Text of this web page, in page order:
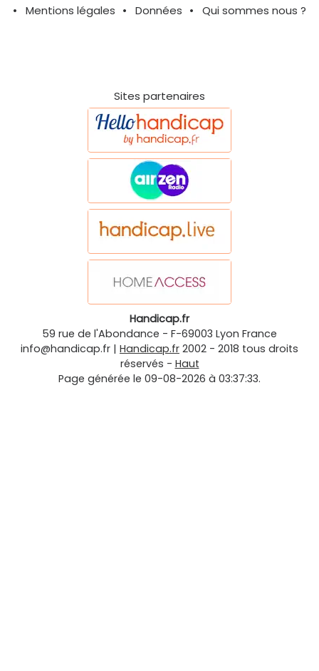
Mentions légales
Données Qui sommes nous ?
Sites partenaires
Handicap.fr
59 rue de l'Abondance - F-69003 Lyon France
info@handicap.fr | Handicap.fr 2002 - 2018 tous droits
réservés - Haut
Page générée le 09-08-2026 à 03:37:33.